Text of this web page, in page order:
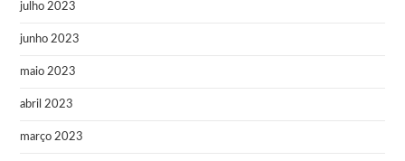
julho 2023
junho 2023
maio 2023
abril 2023
março 2023